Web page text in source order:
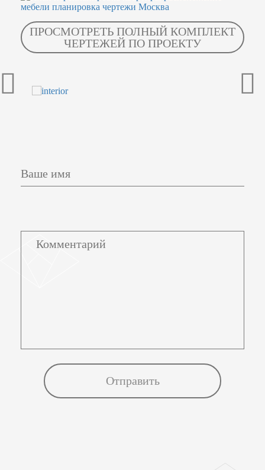
ПРОСМОТРЕТЬ ПОЛНЫЙ КОМПЛЕКТ
ЧЕРТЕЖЕЙ ПО ПРОЕКТУ
Ваше имя